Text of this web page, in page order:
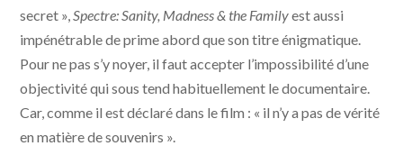
secret »,Spectre: Sanity, Madness & the Familyest aussi
impénétrable de prime abord que son titre énigmatique.
Pour ne pas s’y noyer, il faut accepter l’impossibilité d’une
objectivité qui sous tend habituellement le documentaire.
Car, comme il est déclaré dans le film : « il n’y a pas de vérité
en matière de souvenirs ».